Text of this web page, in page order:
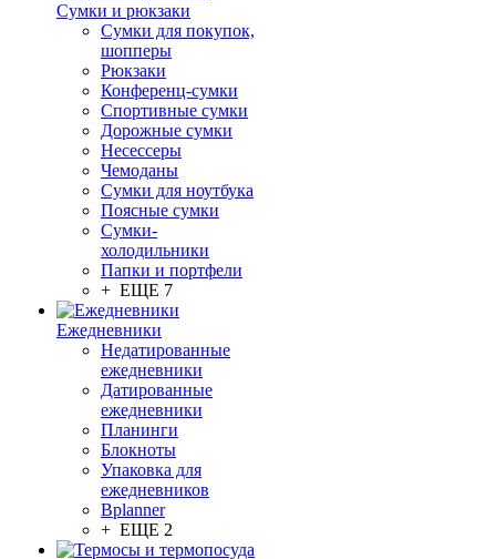
Сумки и рюкзаки
Сумки для покупок,
шопперы
Рюкзаки
Конференц-сумки
Спортивные сумки
Дорожные сумки
Несессеры
Чемоданы
Сумки для ноутбука
Поясные сумки
Сумки-
холодильники
Папки и портфели
+ ЕЩЕ 7
Ежедневники
Недатированные
ежедневники
Датированные
ежедневники
Планинги
Блокноты
Упаковка для
ежедневников
Bplanner
+ ЕЩЕ 2